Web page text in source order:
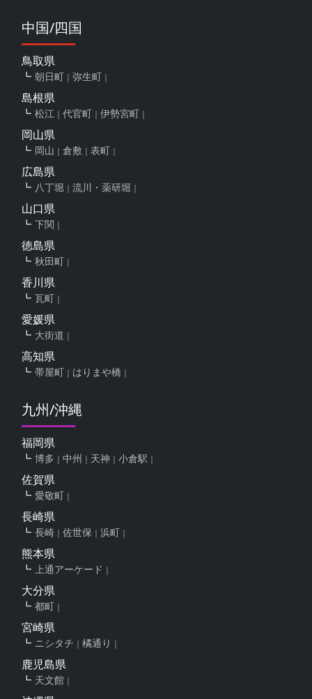
中国/四国
鳥取県
朝日町 弥生町
島根県
松江 代官町 伊勢宮町
岡山県
岡山 倉敷 表町
広島県
八丁堀 流川・薬研堀
山口県
下関
徳島県
秋田町
香川県
瓦町
愛媛県
大街道
高知県
帯屋町 はりまや橋
九州/沖縄
福岡県
博多 中州 天神 小倉駅
佐賀県
愛敬町
長崎県
長崎 佐世保 浜町
熊本県
上通アーケード
大分県
都町
宮崎県
ニシタチ 橘通り
鹿児島県
天文館